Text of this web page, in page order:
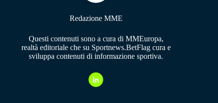
Redazione MME
Questi contenuti sono a cura di MMEuropa,
realtà editoriale che su Sportnews.BetFlag cura e
sviluppa contenuti di informazione sportiva.